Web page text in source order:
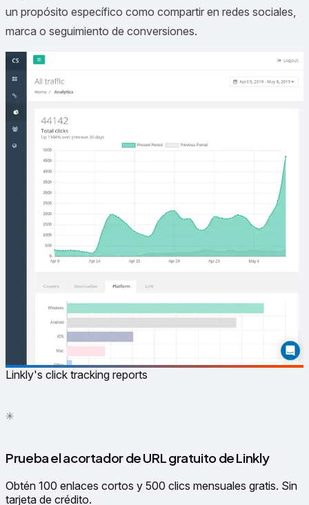
un propósito específico como compartir en redes sociales,
marca o seguimiento de conversiones.
Linkly's click tracking reports
✳
Prueba el acortador de URL gratuito de Linkly
Obtén 100 enlaces cortos y 500 clics mensuales gratis. Sin
tarjeta de crédito.